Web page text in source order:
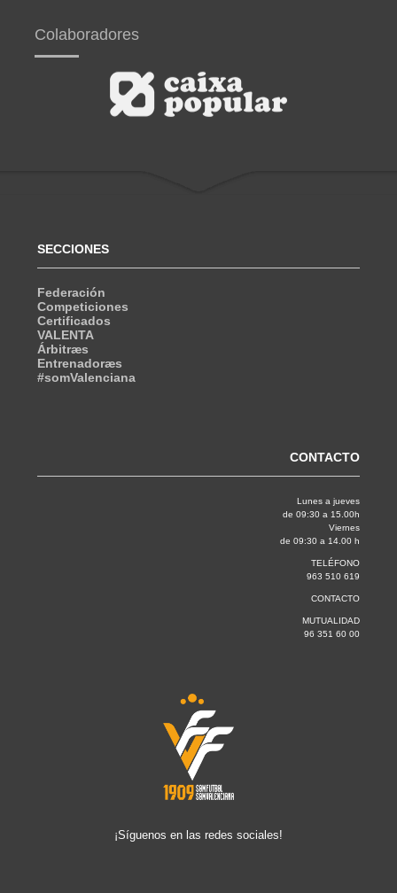
Colaboradores
SECCIONES
Federación
Competiciones
Certificados
VALENTA
Árbitræs
Entrenadoræs
#somValenciana
CONTACTO
Lunes a jueves
de 09:30 a 15.00h
Viernes
de 09:30 a 14.00 h
TELÉFONO
963 510 619
CONTACTO
MUTUALIDAD
96 351 60 00
¡Síguenos en las redes sociales!